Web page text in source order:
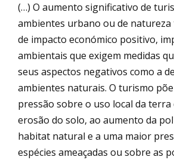
(…) O aumento significativo de
ambientes urbano ou de natureza
de impacto económico positivo,
ambientais que exigem medidas
seus aspectos negativos como a
ambientes naturais. O turismo
pressão sobre o uso local da terra
erosão do solo, ao aumento da
habitat natural e a uma maior
espécies ameaçadas ou sobre as